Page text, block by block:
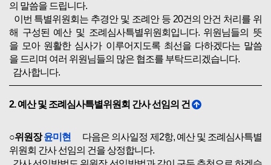
의 말씀을 드립니다.
이번 특별위원회는 추경안 및 조례안 등 20건의 안건 처리를 위
해 구성된 예산 및 조례심사특별위원회입니다. 위원님들의 뜻
을 모아 원활한 심사가 이루어지도록 최선을 다하겠다는 말씀
을 드리며 여러 위원님들의 많은 협조를 부탁드리겠습니다.
감사합니다.
2. 예산 및 조례심사특별위원회 간사 선임의 건
○위원장윤미현
다음은 의사일정 제2항, 예산 및 조례심사특별
위원회 간사 선임의 건을 상정합니다.